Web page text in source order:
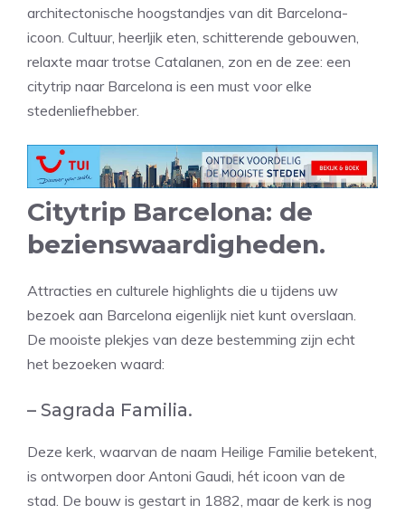
architectonische hoogstandjes van dit Barcelona-
icoon. Cultuur, heerljik eten, schitterende gebouwen,
relaxte maar trotse Catalanen, zon en de zee: een
citytrip naar Barcelona is een must voor elke
stedenliefhebber.
Citytrip Barcelona: de
bezienswaardigheden.
Attracties en culturele highlights die u tijdens uw
bezoek aan Barcelona eigenlijk niet kunt overslaan.
De mooiste plekjes van deze bestemming zijn echt
het bezoeken waard:
– Sagrada Familia.
Deze kerk, waarvan de naam Heilige Familie betekent,
is ontworpen door Antoni Gaudi, hét icoon van de
stad. De bouw is gestart in 1882, maar de kerk is nog